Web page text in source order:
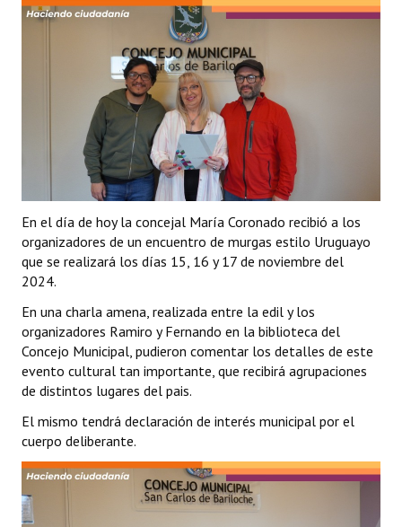
Programas
Constitución Nacional
Constitución Provincial
Carta Orgánica 2007
Reglamento Interno
Digesto
Organigrama
DOCUMENTOS
Informes de Gestión
Proyectos Presentados
Dictámenes Asesoría Letrada
Actas de Sesión
Informes de Unidad Coordinadora
En el día de hoy la concejal María Coronado recibió a los
organizadores de un encuentro de murgas estilo Uruguayo
que se realizará los días 15, 16 y 17 de noviembre del
2024.
En una charla amena, realizada entre la edil y los
organizadores Ramiro y Fernando en la biblioteca del
Concejo Municipal, pudieron comentar los detalles de este
evento cultural tan importante, que recibirá agrupaciones
de distintos lugares del pais.
El mismo tendrá declaración de interés municipal por el
cuerpo deliberante.